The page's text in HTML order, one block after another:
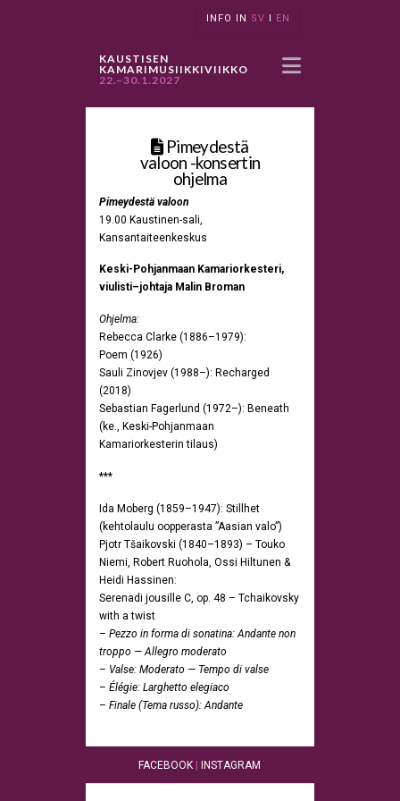
INFO IN SV I EN
KAUSTISEN
KAMARIMUSIIKKIVIIKKO
22.–30.1.2027
Pimeydestä
valoon -konsertin
ohjelma
Pimeydestä valoon
19.00 Kaustinen-sali,
Kansantaiteenkeskus
Keski-Pohjanmaan Kamariorkesteri,
viulisti–johtaja Malin Broman
Ohjelma:
Rebecca Clarke (1886–1979):
Poem (1926)
Sauli Zinovjev (1988–): Recharged
(2018)
Sebastian Fagerlund (1972–): Beneath
(ke., Keski-Pohjanmaan
Kamariorkesterin tilaus)
***
Ida Moberg (1859–1947): Stillhet
(kehtolaulu oopperasta ”Aasian valo”)
Pjotr Tšaikovski (1840–1893) – Touko
Niemi, Robert Ruohola, Ossi Hiltunen &
Heidi Hassinen:
Serenadi jousille C, op. 48 – Tchaikovsky
with a twist
– Pezzo in forma di sonatina: Andante non
troppo — Allegro moderato
– Valse: Moderato — Tempo di valse
– Élégie: Larghetto elegiaco
– Finale (Tema russo): Andante
FACEBOOK | INSTAGRAM